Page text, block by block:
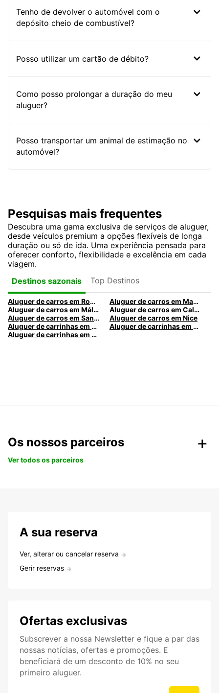
Tenho de devolver o automóvel com o
depósito cheio de combustível?
Posso utilizar um cartão de débito?
Como posso prolongar a duração do meu
aluguer?
Posso transportar um animal de estimação no
automóvel?
Pesquisas mais frequentes
Descubra uma gama exclusiva de serviços de aluguer,
desde veículos premium a opções flexíveis de longa
duração ou só de ida. Uma experiência pensada para
oferecer conforto, flexibilidade e excelência em cada
viagem.
Destinos sazonais
Top Destinos
Aluguer de carros em Roma
Aluguer de carros em Madrid
Aluguer de carros em Málaga
Aluguer de carros em Caldas da Rainha
Aluguer de carros em Santa Maria da Feira
Aluguer de carros em Nice
Aluguer de carrinhas em Nice
Aluguer de carrinhas em Santa Maria da Feira
Aluguer de carrinhas em Caldas da Rainha
Os nossos parceiros
Ver todos os parceiros
A sua reserva
Ver, alterar ou cancelar reserva
Gerir reservas
Ofertas exclusivas
Subscrever a nossa Newsletter e fique a par das
nossas notícias, ofertas e promoções. E
beneficiará de um desconto de 10% no seu
primeiro aluguer.